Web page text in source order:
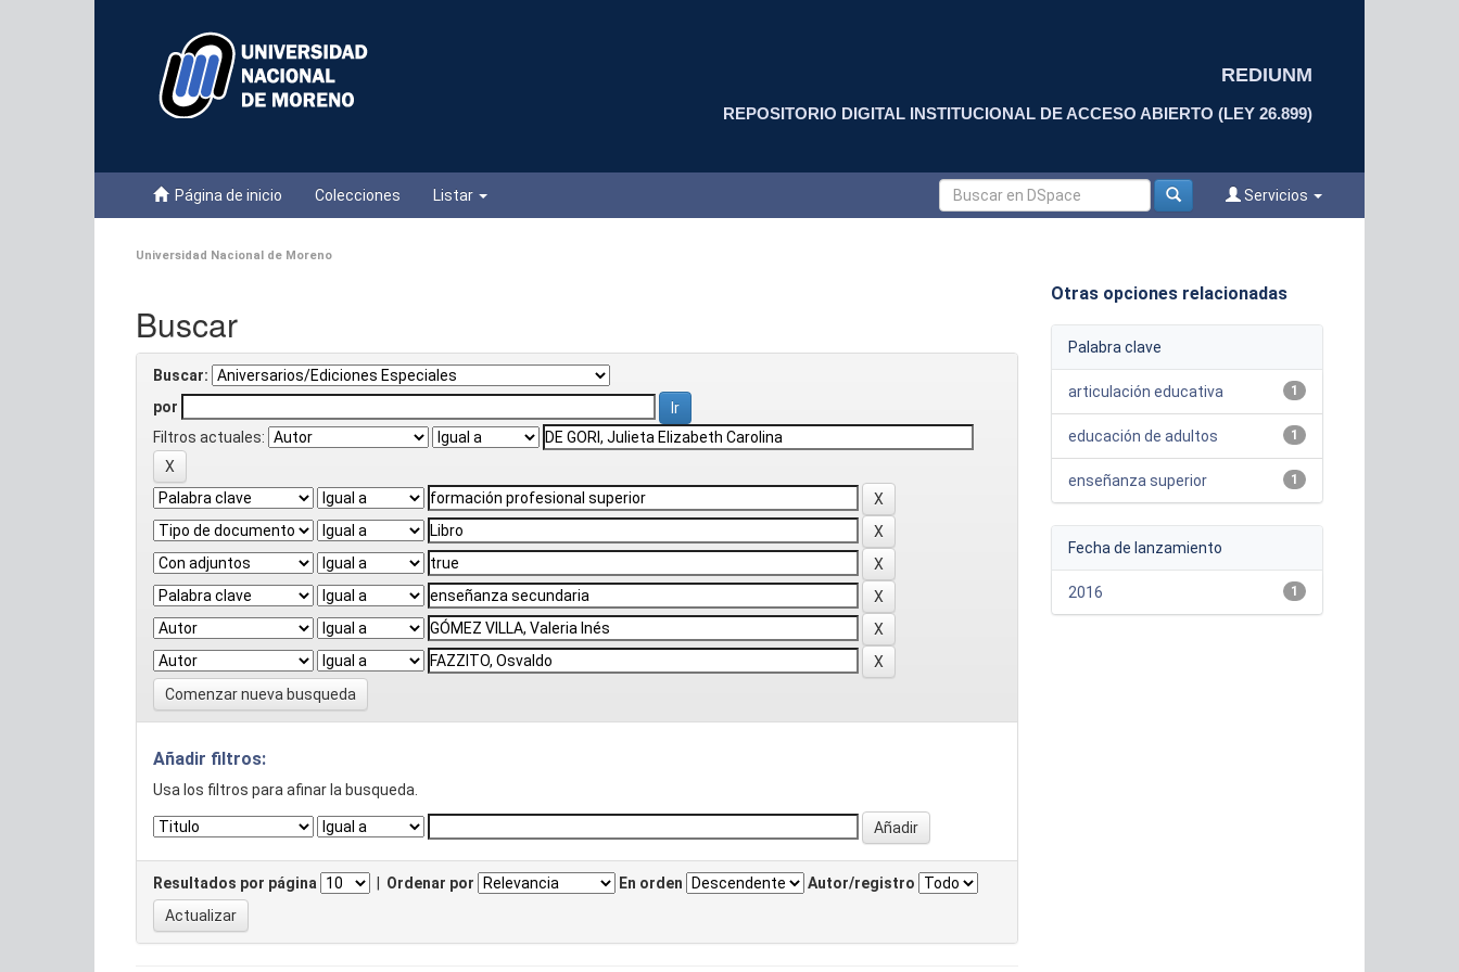
REDIUNM
REPOSITORIO DIGITAL INSTITUCIONAL DE ACCESO ABIERTO (LEY 26.899)
Página de inicio Colecciones Listar Servicios
Universidad Nacional de Moreno
Buscar
Buscar:
por
Filtros actuales:
Comenzar nueva busqueda
Añadir filtros:
Usa los filtros para afinar la busqueda.
Resultados por página Ordenar por En orden Autor/registro
Otras opciones relacionadas
Palabra clave
1
articulación educativa
1
educación de adultos
1
enseñanza superior
Fecha de lanzamiento
1
2016